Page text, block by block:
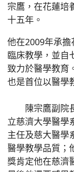
宗鷹，在花蓮培
十五年。
他在2009年承
臨床教學，並自
致力於醫學教育
也是首位以醫學
陳宗鷹副院長
立慈濟大學醫學
主任及慈大醫學
醫學教學品質；
獎肯定他在慈濟